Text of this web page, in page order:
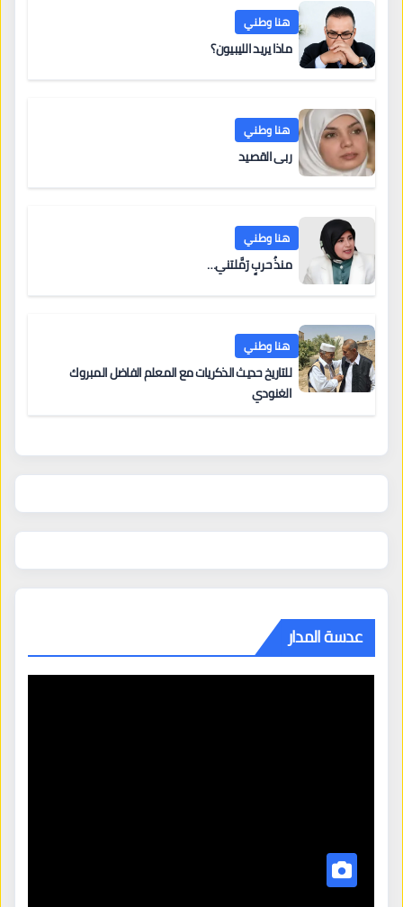
هنا وطني
ماذا يريد الليبيون؟
هنا وطني
ربى القصيد
هنا وطني
منذُ حربٍ رَمَّلتني…
هنا وطني
للتاريخ حديث الذكريات مع المعلم الفاضل المبروك
الغنودي
عدسة المدار